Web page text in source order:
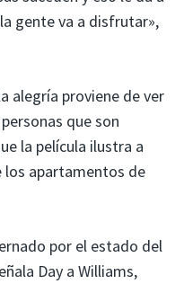
gente va a disfrutar»,
alegría proviene de ver
que son
la película ilustra a
apartamentos de
por el estado del
Day a Williams,